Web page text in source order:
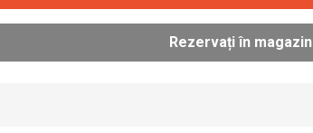
Rezervați în magazin